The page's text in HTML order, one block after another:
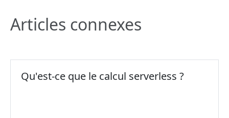
Articles connexes
Qu'est-ce que le calcul serverless ?